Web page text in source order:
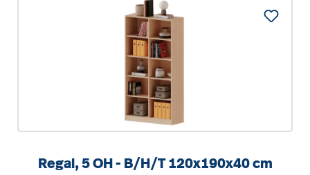
Regal, 5 OH - B/H/T 120x190x40 cm